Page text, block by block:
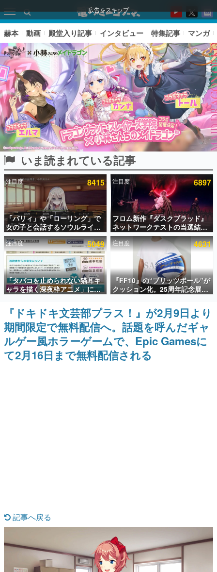
広告をスキップ
ピックアップ
電ファミのいま読まれている記事ランキング
アプリセール情報
インタビュー
連載・特集一覧
殿堂入り記事
SNS拡散数が数千以上！ ページビュー数万以上！ などな
ど。多くの人々に読まれた、電ファミ渾身の“殿堂入り”記
事をまとめました。
ゲームの企画書
名作ゲームクリエイターの方々に製作時のエピソードをお
聞きし、ヒットする企画（ゲーム）とは何か？を探ってい
きます。
赫本
この物語を解いてはいけない。『赫本』は、〈試験問題〉
なんでゲームは面白い？
ゲーム開発者・hamatsu氏がゲームの魅力を画面や操作の
具体的な形から解き明かしていく、硬派で骨太な評論連載
です。
赫本 動画 殿堂入り記事 インタビュー 特集記事 マンガ
いま読まれている記事
注目度 8415
「パリィ」や「ローリング」で
女の子と会話するソウルライク
恋愛ゲーム『小早川さんはソウ
ルライク』無料公開。返事に失
敗すると「YOU DIED」
注目度 6897
フロム新作『ダスクブラッド』
ネットワークテストの当選結果
が8月7日22時に発表。応募サイ
トのマイページから確認可能、
テスト実施は8月21日～24日
注目度 5049
「タバコを止められない猫耳キ
ャラを描く深夜枠アニメ」に視
聴者の一部から批判意見。違法
薬物の使用と思しき描写も含め
て、BPOが議論を交わす
注目度 4631
『FF10』の“ブリッツボール”が
クッション化。25周年記念展
「FINAL FANTASY X
MUSEUM-幻光の記憶-」のグッ
ズ情報が一部公開
『ドキドキ文芸部プラス！』が2月9日より
期間限定で無料配信へ。話題を呼んだギャ
ルゲー風ホラーゲームで、Epic Gamesに
て2月16日まで無料配信される
記事へ戻る